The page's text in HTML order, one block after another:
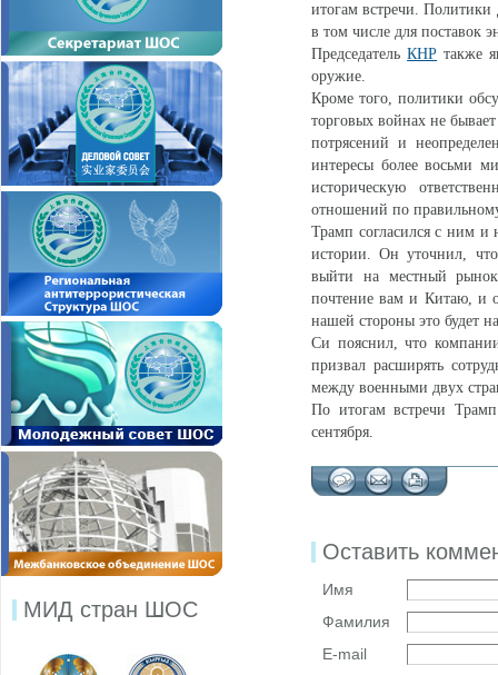
МИД стран ШОС
итогам встречи. Политики
в том числе для поставок
ПредседательКНР также
оружие.
Кроме того, политики
торговых войнах не
потрясений и
интересы более восьми
историческую
отношений по
Трамп согласился с ним
истории. Он уточнил,
выйти на местный рынок.
почтение вам и Китаю, и
нашей стороны это будет
Си пояснил, что
призвал расширять
между военными двух
По итогам встречи
сентября.
Оставить
Имя
Фамилия
E-mail